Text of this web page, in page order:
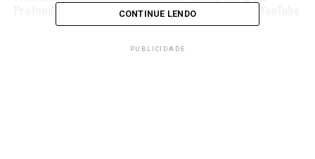
Profundas” com mais de 25 mil visualizações no YouTube
CONTINUE LENDO
PUBLICIDADE